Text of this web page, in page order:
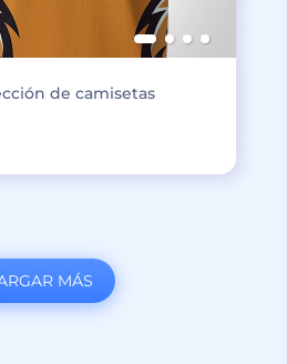
de camisetas
MÁS